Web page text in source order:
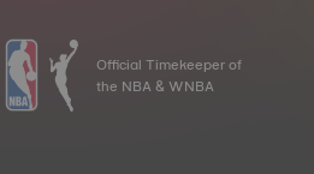
Official Timekeeper of
the NBA & WNBA